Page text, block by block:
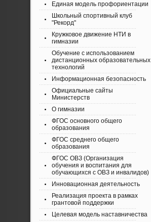
Единая модель профориентации
Школьный спортивный клуб
"Рекорд"
Кружковое движение НТИ в
гимназии
Обучение с использованием
дистанционных образовательных
технологий
Информационная безопасность
Официальные сайты
Министерств
О гимназии
ФГОС основного общего
образования
ФГОС среднего общего
образования
ФГОС ОВЗ (Организация
обучения и воспитания для
обучающихся с ОВЗ и инвалидов)
Инновационная деятельность
Реализация проекта в рамках
грантовой поддержки
Целевая модель наставничества